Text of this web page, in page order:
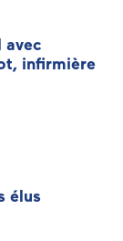
avec
infirmière
élus